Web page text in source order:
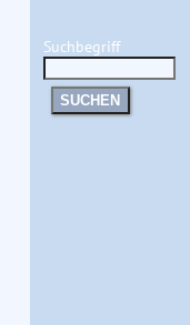
Suchbegriff
SUCHEN